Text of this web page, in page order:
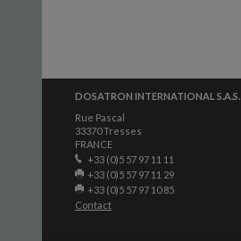
DOSATRON INTERNATIONAL S.A.S.
Rue Pascal
33370 Tresses
FRANCE
+33 (0)5 57 97 11 11
+33 (0)5 57 97 11 29
+33 (0)5 57 97 10 85
Contact